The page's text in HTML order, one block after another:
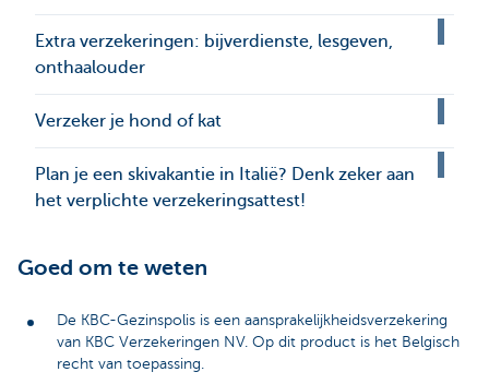
Extra verzekeringen: bijverdienste, lesgeven,
onthaalouder
Verzeker je hond of kat
Plan je een skivakantie in Italië? Denk zeker aan
het verplichte verzekeringsattest!
Goed om te weten
De KBC-Gezinspolis is een aansprakelijkheidsverzekering
van KBC Verzekeringen NV. Op dit product is het Belgisch
recht van toepassing.